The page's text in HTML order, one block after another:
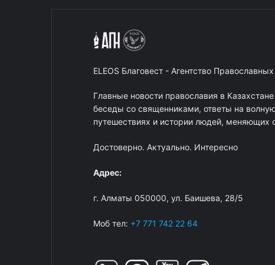
ELEOS Благовест - Агентство
Главные новости православия в
беседы со священниками, ответы на
путешествиях и истории людей, меняющих
Достоверно. Актуально. Интересно
Адрес:
г. Алматы 050000, ул. Баишева, 28/5
Моб тел: +7 771 742 22 64